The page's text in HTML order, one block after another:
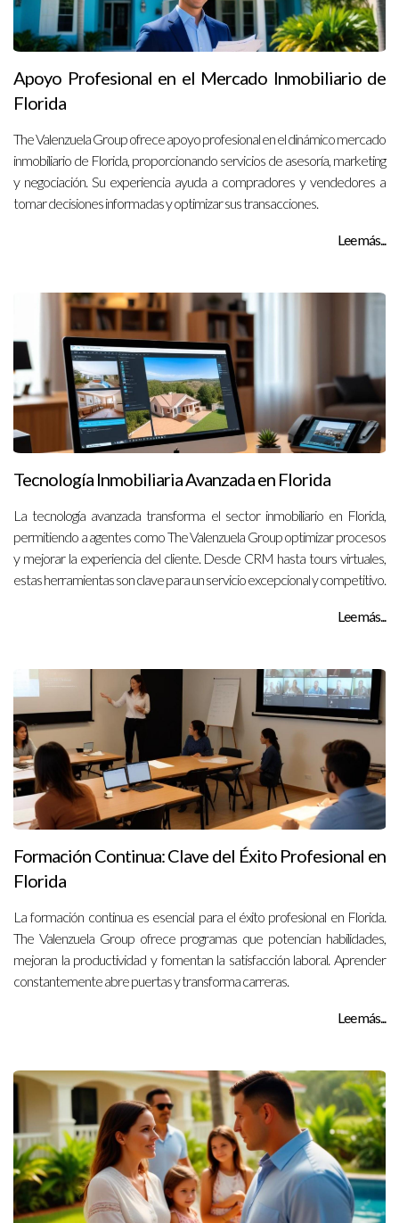
Apoyo Profesional en el Mercado Inmobiliario de
Florida
The Valenzuela Group ofrece apoyo profesional en el dinámico mercado
inmobiliario de Florida, proporcionando servicios de asesoría, marketing
y negociación. Su experiencia ayuda a compradores y vendedores a
tomar decisiones informadas y optimizar sus transacciones.
Lee más...
Tecnología Inmobiliaria Avanzada en Florida
La tecnología avanzada transforma el sector inmobiliario en Florida,
permitiendo a agentes como The Valenzuela Group optimizar procesos
y mejorar la experiencia del cliente. Desde CRM hasta tours virtuales,
estas herramientas son clave para un servicio excepcional y competitivo.
Lee más...
Formación Continua: Clave del Éxito Profesional en
Florida
La formación continua es esencial para el éxito profesional en Florida.
The Valenzuela Group ofrece programas que potencian habilidades,
mejoran la productividad y fomentan la satisfacción laboral. Aprender
constantemente abre puertas y transforma carreras.
Lee más...